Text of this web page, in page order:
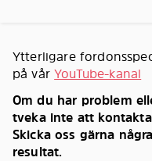
Ytterligare
på vårYouTube-kanal
Om du har problem
tveka inte att
Skicka oss gärna
resultat.